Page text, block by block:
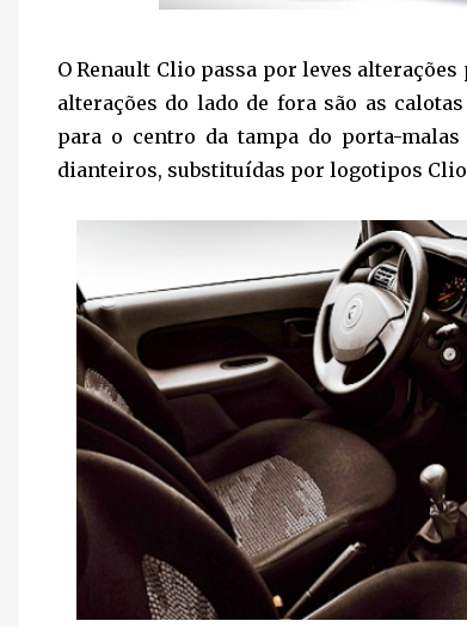
O Renault Clio passa por leves
alterações do lado de fora são as
para o centro da tampa do porta-
dianteiros, substituídas por logotipos